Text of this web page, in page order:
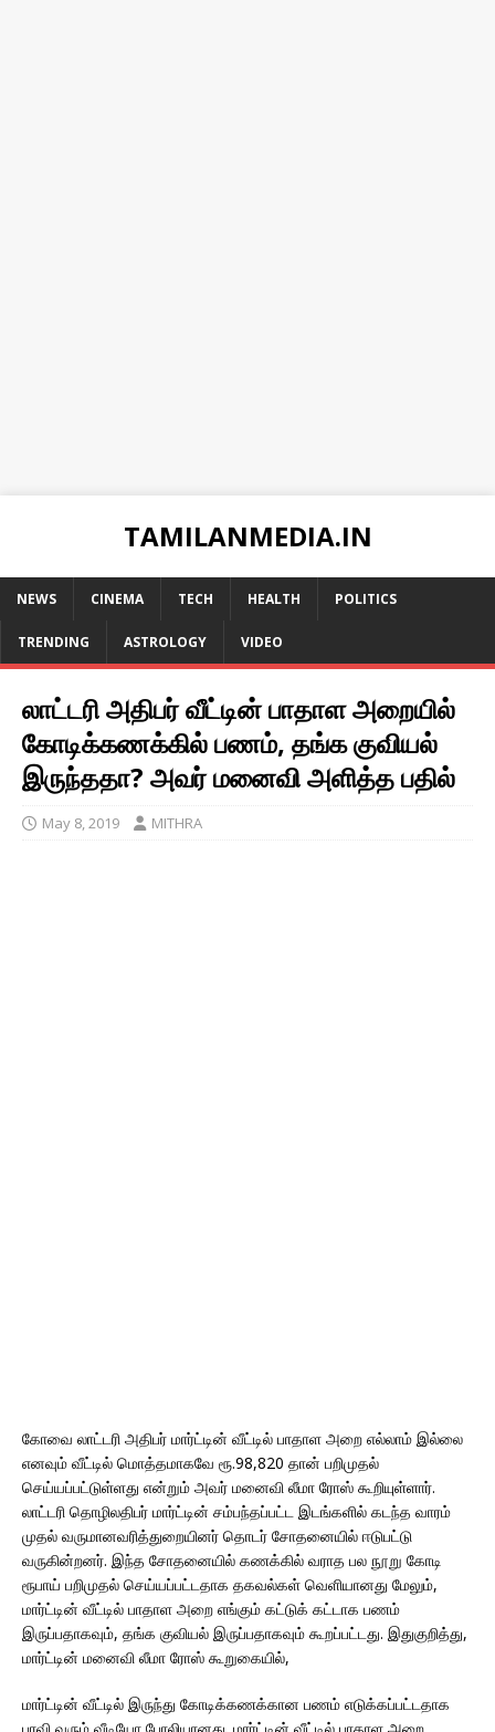
TAMILANMEDIA.IN
NEWS CINEMA TECH HEALTH POLITICS
TRENDING ASTROLOGY VIDEO
லாட்டரி அதிபர் வீட்டின் பாதாள அறையில்
கோடிக்கணக்கில் பணம், தங்க குவியல்
இருந்ததா? அவர் மனைவி அளித்த பதில்
May 8, 2019 MITHRA
கோவை லாட்டரி அதிபர் மார்ட்டின் வீட்டில் பாதாள அறை எல்லாம் இல்லை
எனவும் வீட்டில் மொத்தமாகவே ரூ.98,820 தான் பறிமுதல்
செய்யப்பட்டுள்ளது என்றும் அவர் மனைவி லீமா ரோஸ் கூறியுள்ளார்.
லாட்டரி தொழிலதிபர் மார்ட்டின் சம்பந்தப்பட்ட இடங்களில் கடந்த வாரம்
முதல் வருமானவரித்துறையினர் தொடர் சோதனையில் ஈடுபட்டு
வருகின்றனர். இந்த சோதனையில் கணக்கில் வராத பல நூறு கோடி
ரூபாய் பறிமுதல் செய்யப்பட்டதாக தகவல்கள் வெளியானது மேலும்,
மார்ட்டின் வீட்டில் பாதாள அறை எங்கும் கட்டுக் கட்டாக பணம்
இருப்பதாகவும், தங்க குவியல் இருப்பதாகவும் கூறப்பட்டது. இதுகுறித்து,
மார்ட்டின் மனைவி லீமா ரோஸ் கூறுகையில்,
மார்ட்டின் வீட்டில் இருந்து கோடிக்கணக்கான பணம் எடுக்கப்பட்டதாக